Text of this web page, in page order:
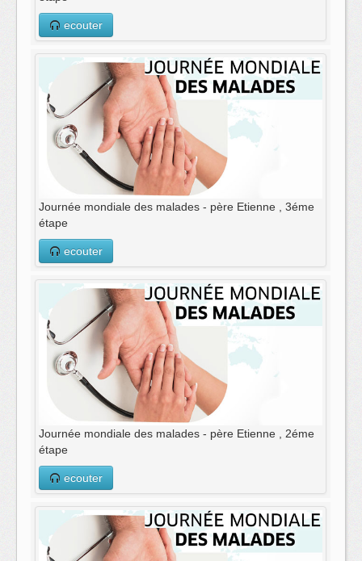
ecouter
Journée mondiale des malades - père Etienne , 3éme
étape
ecouter
Journée mondiale des malades - père Etienne , 2éme
étape
ecouter